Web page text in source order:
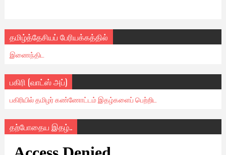
தமிழ்த்தேசியப் பேரியக்கத்தில்
இணைந்திட
பகிரி (வாட்ஸ் அப்)
பகிரியில் தமிழர் கண்ணோட்டம் இதழ்களைப் பெற்றிட
தற்போதைய இதழ்..